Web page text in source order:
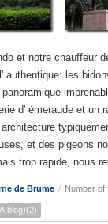
et notre chauffeur
authentique: les
d' émeraude et
et des pigeons
trop rapide, nous
de Brume / Number of